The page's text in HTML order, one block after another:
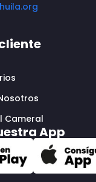
Cameral
App